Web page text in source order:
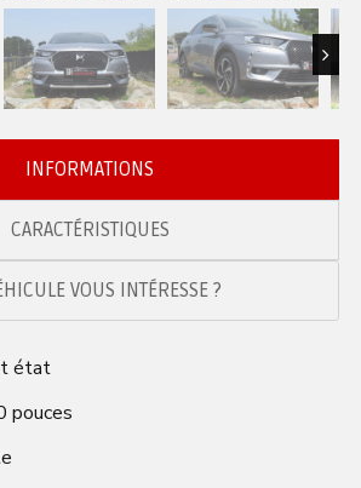
Next
INFORMATIONS
CARACTÉRISTIQUES
VOUS INTÉRESSE ?
état
pouces